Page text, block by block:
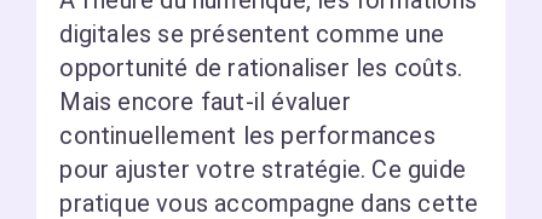
digitales se présentent comme une
opportunité de rationaliser les coûts.
Mais encore faut-il évaluer
continuellement les performances
pour ajuster votre stratégie. Ce guide
pratique vous accompagne dans cette